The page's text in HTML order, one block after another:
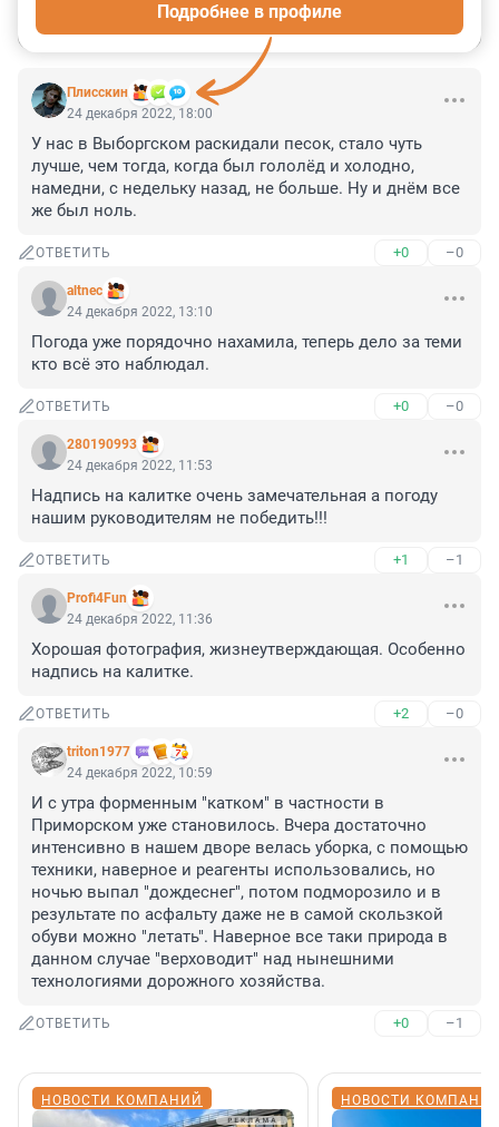
Плисскин
Подробнее в профиле
24 декабря 2022, 18:00
У нас в Выборгском раскидали песок, стало чуть
лучше, чем тогда, когда был гололёд и холодно,
намедни, с недельку назад, не больше. Ну и днём все
же был ноль.
ОТВЕТИТЬ +0 –0
altnec
24 декабря 2022, 13:10
Погода уже порядочно нахамила, теперь дело за теми
кто всё это наблюдал.
ОТВЕТИТЬ +0 –0
280190993
24 декабря 2022, 11:53
Надпись на калитке очень замечательная а погоду
нашим руководителям не победить!!!
ОТВЕТИТЬ +1 –1
Profi4Fun
24 декабря 2022, 11:36
Хорошая фотография, жизнеутверждающая. Особенно
надпись на калитке.
ОТВЕТИТЬ +2 –0
triton1977
24 декабря 2022, 10:59
И с утра форменным "катком" в частности в
Приморском уже становилось. Вчера достаточно
интенсивно в нашем дворе велась уборка, с помощью
техники, наверное и реагенты использовались, но
ночью выпал "дождеснег", потом подморозило и в
результате по асфальту даже не в самой скользкой
обуви можно "летать". Наверное все таки природа в
данном случае "верховодит" над нынешними
технологиями дорожного хозяйства.
ОТВЕТИТЬ +0 –1
НОВОСТИ КОМПАНИЙ НОВОСТИ